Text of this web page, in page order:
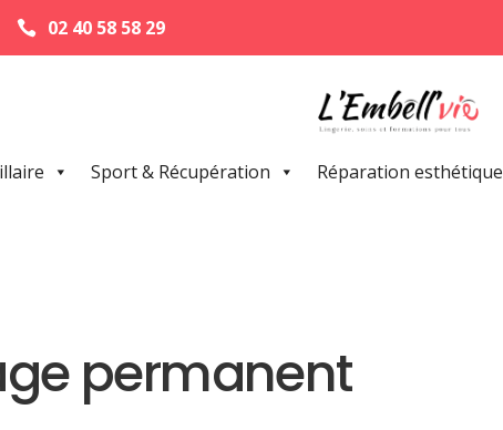
 02 40 58 58 29
Sport & Récupération Réparation esthétique
permanent